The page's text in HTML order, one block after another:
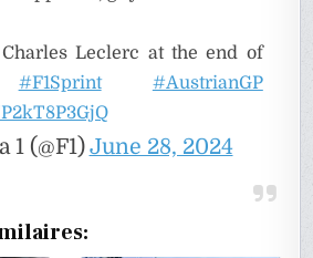
Leclerc at the end of
#F1Sprint
#AustrianGP
(@F1)June 28, 2024